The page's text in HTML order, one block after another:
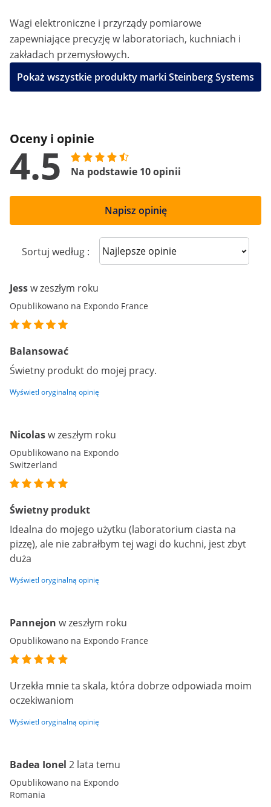
Wagi elektroniczne i przyrządy pomiarowe
zapewniające precyzję w laboratoriach, kuchniach i
zakładach przemysłowych.
Pokaż wszystkie produkty marki Steinberg Systems
Oceny i opinie
4.5 Na podstawie 10 opinii
Napisz opinię
Sortuj według : Sort reviews
Jessw zeszłym roku
Opublikowano na Expondo France
Balansować
Świetny produkt do mojej pracy.
Wyświetl oryginalną opinię
Nicolasw zeszłym roku
Opublikowano na Expondo
Switzerland
Świetny produkt
Idealna do mojego użytku (laboratorium ciasta na
pizzę), ale nie zabrałbym tej wagi do kuchni, jest zbyt
duża
Wyświetl oryginalną opinię
Pannejon w zeszłym roku
Opublikowano na Expondo France
Urzekła mnie ta skala, która dobrze odpowiada moim
oczekiwaniom
Wyświetl oryginalną opinię
Badea Ionel 2 lata temu
Opublikowano na Expondo
Romania